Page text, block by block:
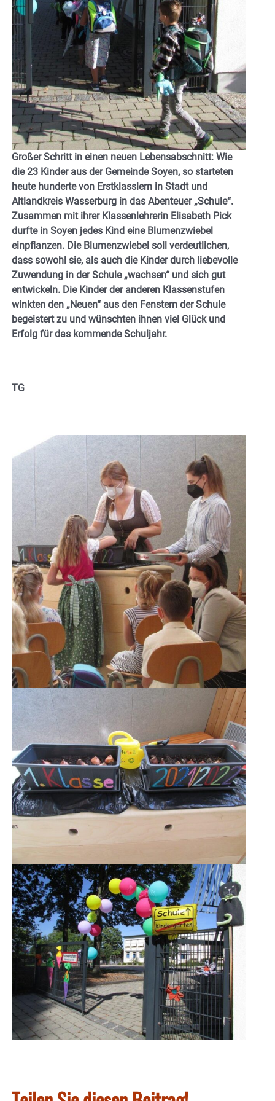
Großer Schritt in einen neuen Lebensabschnitt: Wie
die 23 Kinder aus der Gemeinde Soyen, so starteten
heute hunderte von Erstklasslern in Stadt und
Altlandkreis Wasserburg in das Abenteuer „Schule“.
Zusammen mit ihrer Klassenlehrerin Elisabeth Pick
durfte in Soyen jedes Kind eine Blumenzwiebel
einpflanzen. Die Blumenzwiebel soll verdeutlichen,
dass sowohl sie, als auch die Kinder durch liebevolle
Zuwendung in der Schule „wachsen“ und sich gut
entwickeln. Die Kinder der anderen Klassenstufen
winkten den „Neuen“ aus den Fenstern der Schule
begeistert zu und wünschten ihnen viel Glück und
Erfolg für das kommende Schuljahr.
TG